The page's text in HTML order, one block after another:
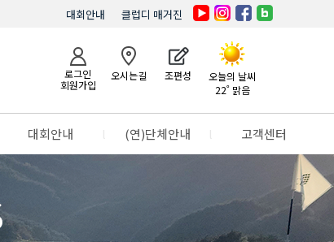
클럽디 매거진
대회안내
로그인
회원가입
오시는길 조편성
오늘의 날씨
22˚ 맑음
대회안내 (연)단체안내 고객센터